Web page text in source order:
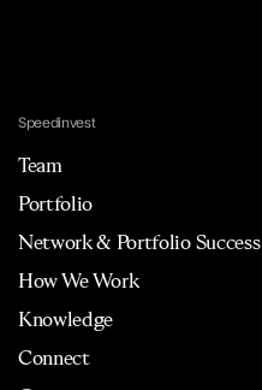
Speedinvest
Team
Portfolio
Network & Portfolio Success
How We Work
Knowledge
Connect